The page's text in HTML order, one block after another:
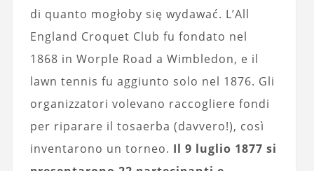
di quanto mogłoby się wydawać. L’All
England Croquet Club fu fondato nel
1868 in Worple Road a Wimbledon, e il
lawn tennis fu aggiunto solo nel 1876. Gli
organizzatori volevano raccogliere fondi
per riparare il tosaerba (davvero!), così
inventarono un torneo. Il 9 luglio 1877 si